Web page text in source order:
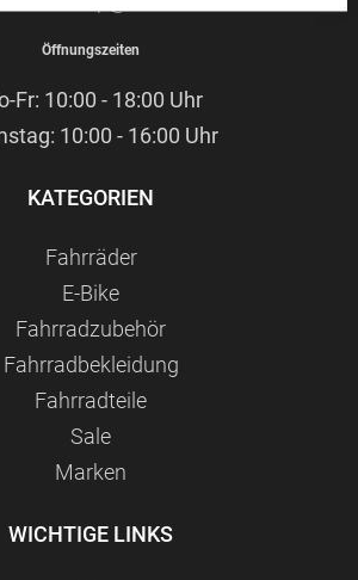
Öffnungszeiten
Fr: 10:00 - 18:00 Uhr
10:00 - 16:00 Uhr
KATEGORIEN
Fahrräder
E-Bike
Fahrradzubehör
Fahrradbekleidung
Fahrradteile
Sale
Marken
WICHTIGE LINKS